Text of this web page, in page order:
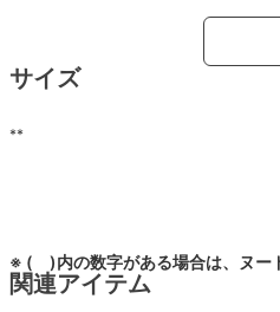
サイズ
**
※ ( )内の数字がある場合は、ヌー
関連アイテム